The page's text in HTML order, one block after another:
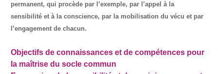
permanent, qui procède par l’exemple, par l’appel à la
sensibilité et à la conscience, par la mobilisation du vécu et par
l’engagement de chacun.
Objectifs de connaissances et de compétences pour
la maîtrise du socle commun